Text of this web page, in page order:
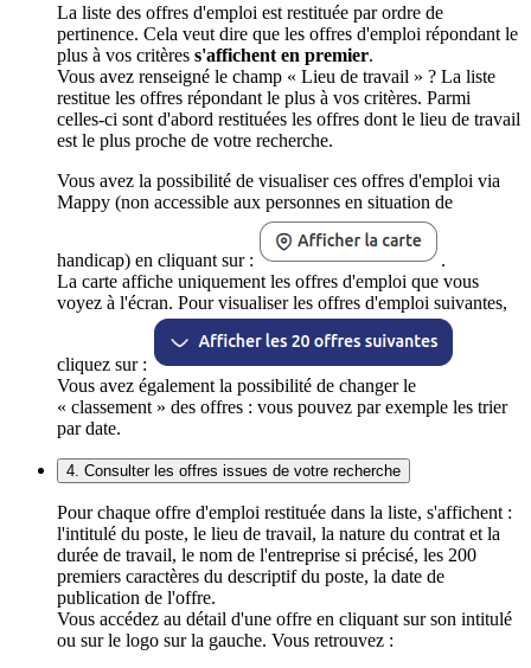
La liste des offres d'emploi est restituée par ordre de
pertinence. Cela veut dire que les offres d'emploi répondant le
plus à vos critères s'affichent en premier.
Vous avez renseigné le champ « Lieu de travail » ? La liste
restitue les offres répondant le plus à vos critères. Parmi
celles-ci sont d'abord restituées les offres dont le lieu de travail
est le plus proche de votre recherche.
Vous avez la possibilité de visualiser ces offres d'emploi via
Mappy (non accessible aux personnes en situation de
handicap) en cliquant sur :
.
La carte affiche uniquement les offres d'emploi que vous
voyez à l'écran. Pour visualiser les offres d'emploi suivantes,
cliquez sur :
Vous avez également la possibilité de changer le
« classement » des offres : vous pouvez par exemple les trier
par date.
4. Consulter les offres issues de votre recherche
Pour chaque offre d'emploi restituée dans la liste, s'affichent :
l'intitulé du poste, le lieu de travail, la nature du contrat et la
durée de travail, le nom de l'entreprise si précisé, les 200
premiers caractères du descriptif du poste, la date de
publication de l'offre.
Vous accédez au détail d'une offre en cliquant sur son intitulé
ou sur le logo sur la gauche. Vous retrouvez :